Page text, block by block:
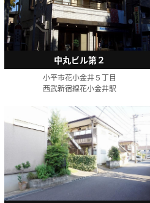
中丸ビル第２
小平市花小金井５丁目
西武新宿線花小金井駅